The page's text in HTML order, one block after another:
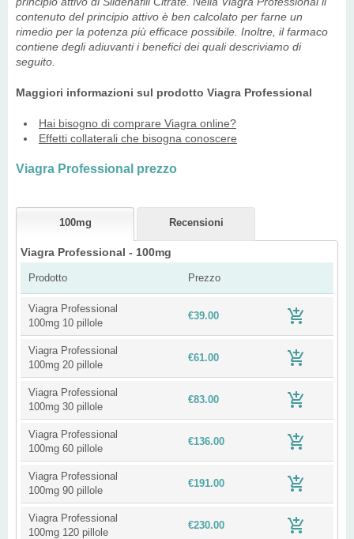
contenuto del principio attivo è ben calcolato per farne un
rimedio per la potenza più efficace possibile. Inoltre, il farmaco
contiene degli adiuvanti i benefici dei quali descriviamo di
seguito.
Maggiori informazioni sul prodotto Viagra Professional
Hai bisogno di comprare Viagra online?
Effetti collaterali che bisogna conoscere
Viagra Professional prezzo
100mg Recensioni
Viagra Professional - 100mg
Prodotto Prezzo
Viagra Professional
100mg 10 pillole
€39.00
Viagra Professional
100mg 20 pillole
€61.00
Viagra Professional
100mg 30 pillole
€83.00
Viagra Professional
100mg 60 pillole
€136.00
Viagra Professional
100mg 90 pillole
€191.00
Viagra Professional
100mg 120 pillole
€230.00